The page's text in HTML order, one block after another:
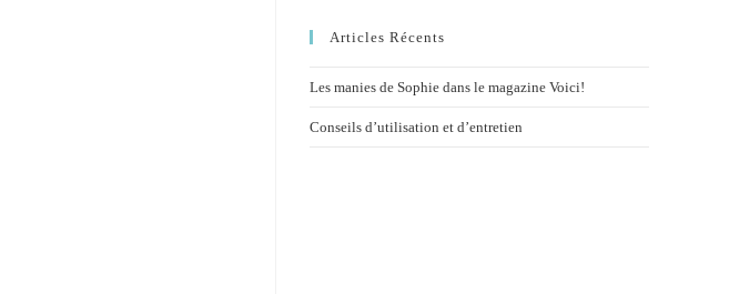
Articles Récents
Les manies de Sophie dans le magazine Voici!
Conseils d’utilisation et d’entretien